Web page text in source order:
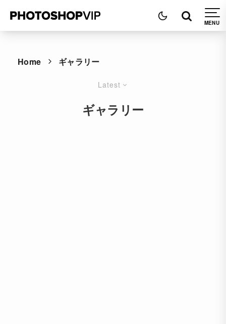
Home ギャラリー
Latest
ギャラリー